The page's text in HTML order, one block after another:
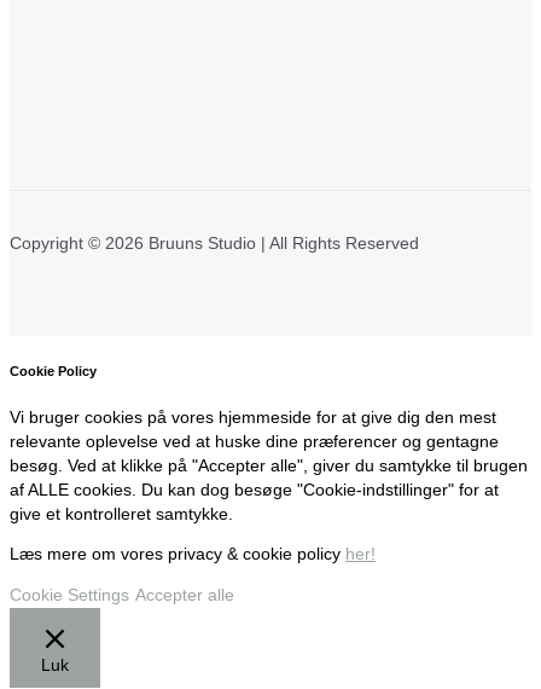
Copyright © 2026 Bruuns Studio | All Rights Reserved
Cookie Policy
Vi bruger cookies på vores hjemmeside for at give dig den mest
relevante oplevelse ved at huske dine præferencer og gentagne
besøg. Ved at klikke på "Accepter alle", giver du samtykke til brugen
af ALLE cookies. Du kan dog besøge "Cookie-indstillinger" for at
give et kontrolleret samtykke.
Læs mere om vores privacy & cookie policy her!
Cookie Settings Accepter alle
Luk